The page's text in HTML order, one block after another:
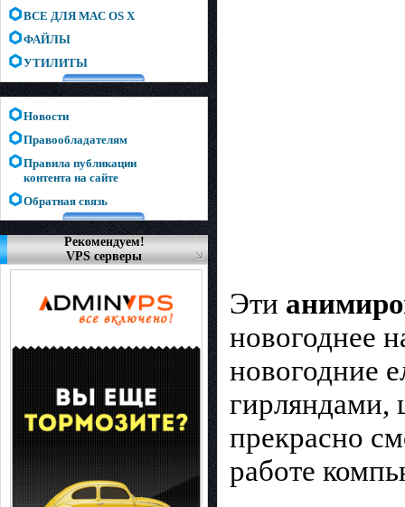
ВСЕ ДЛЯ MAC OS X
ФАЙЛЫ
УТИЛИТЫ
Новости
Правообладателям
Правила публикации
контента на сайте
Обратная связь
Рекомендуем!
VPS серверы
Эти
новогоднее
новогодние
гирляндами,
прекрасно
работе